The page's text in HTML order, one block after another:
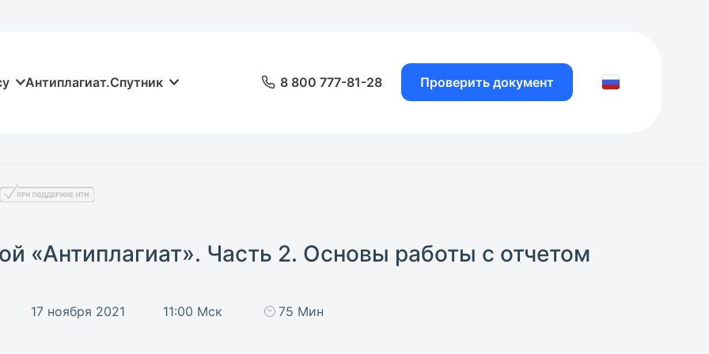
Антиплагиат.Спутник 8 800 777-81-28 Проверить документ
«Антиплагиат». Часть 2. Основы работы с отчетом
17 ноября 2021 11:00 Мск 75 Мин